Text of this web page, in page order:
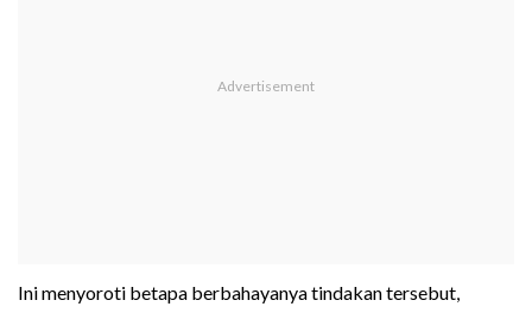
Ini menyoroti betapa berbahayanya tindakan tersebut,